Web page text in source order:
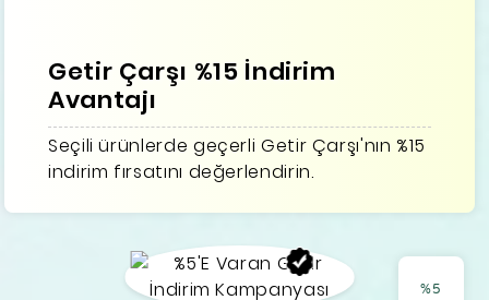
Getir Çarşı %15 İndirim
Avantajı
Seçili ürünlerde geçerli Getir Çarşı'nın %15
indirim fırsatını değerlendirin.
%5